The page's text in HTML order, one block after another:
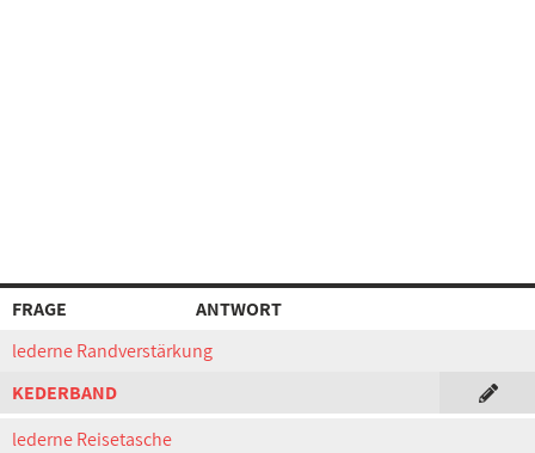
FRAGE
ANTWORT
lederne Randverstärkung
KEDERBAND
lederne Reisetasche